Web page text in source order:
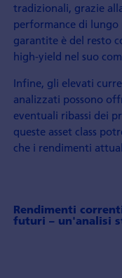
tradizionali, grazie
performance di
garantite è del resto
high-yield nel suo
Infine, gli elevati
analizzati possono
eventuali ribassi dei
queste asset class
che i rendimenti
Rendimenti
futuri – un'analisi